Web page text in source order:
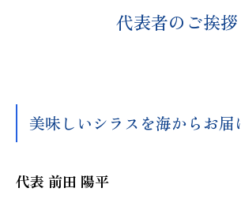
代表者のご挨拶
美味しいシラスを海からお届
代表 前田 陽平